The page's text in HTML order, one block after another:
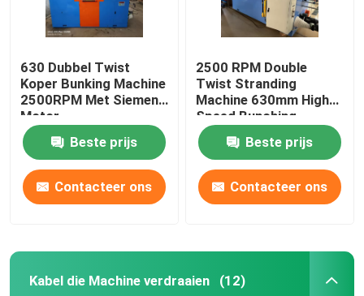
630 Dubbel Twist
Koper Bunking Machine
2500RPM Met Siemens
Motor
Beste prijs
Contacteer ons
2500 RPM Double
Twist Stranding
Machine 630mm High
Speed Bunching
Machine
Beste prijs
Contacteer ons
Kabel die Machine verdraaien (12)